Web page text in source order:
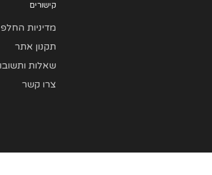
קישורים
מדיניות
תקנון אתר
שאלות
צרו קשר